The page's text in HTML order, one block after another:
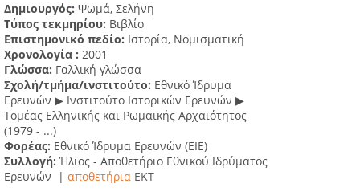
Δημιουργός: Ψωμά, Σελήνη
Τύπος τεκμηρίου: Βιβλίο
Επιστημονικό πεδίο: Ιστορία, Νομισματική
Χρονολογία : 2001
Γλώσσα: Γαλλική γλώσσα
Σχολή/τμήμα/ινστιτούτο: Εθνικό Ίδρυμα
Ερευνών ▶ Ινστιτούτο Ιστορικών Ερευνών ▶
Τομέας Ελληνικής και Ρωμαϊκής Αρχαιότητος
(1979 - ...)
Φορέας: Εθνικό Ίδρυμα Ερευνών (ΕΙΕ)
Συλλογή:Ήλιος - Αποθετήριο Εθνικού Ιδρύματος
Ερευνών | αποθετήρια EKT